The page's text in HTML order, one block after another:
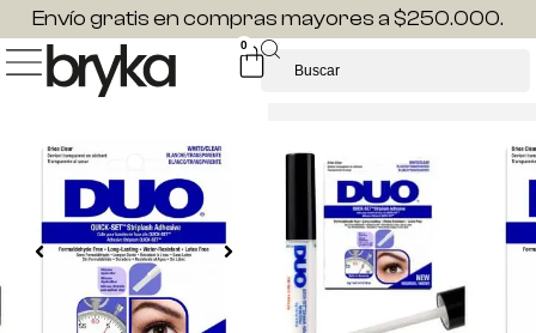
Envío gratis en compras mayores a $250.000.
0
ADHESIVO DE
PESTAÑAS DUO
CON APLICADOR
TRANSPARENTE
$25.000
El pegamento para